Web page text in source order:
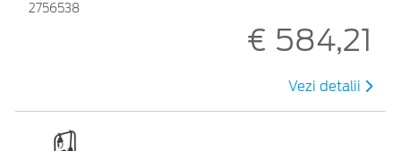
2756538
€ 584,21
Vezi detalii